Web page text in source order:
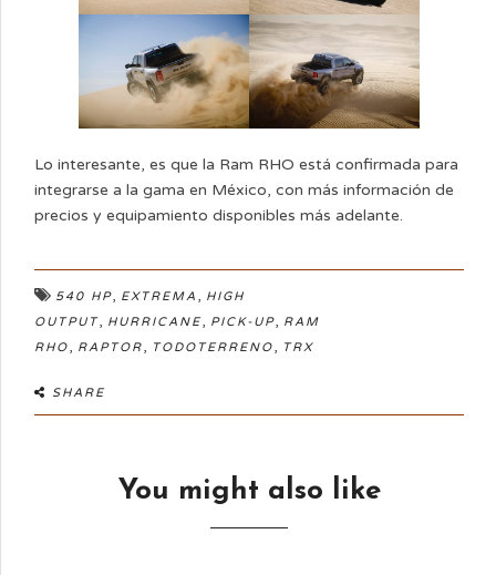
Lo interesante, es que la Ram RHO está confirmada para
integrarse a la gama en México, con más información de
precios y equipamiento disponibles más adelante.
540 HP, EXTREMA , HIGH
OUTPUT, HURRICANE, PICK-UP, RAM
RHO, RAPTOR, TODOTERRENO, TRX
SHARE
You might also like